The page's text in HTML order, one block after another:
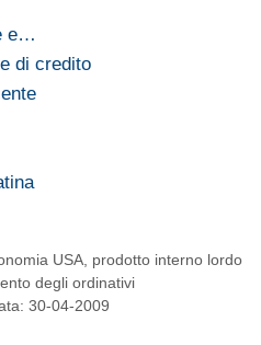
e…
di credito
USA prodotto interno lordo
degli ordinativi
30-04-2009